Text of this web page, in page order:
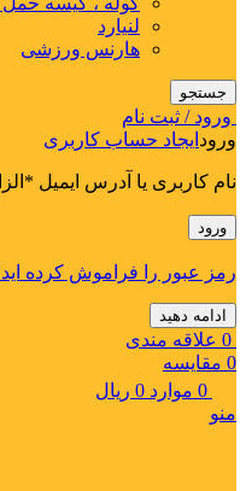
لنیارد
هارنس ورزشی
جستجو
ورود / ثبت نام
ورود ایجاد حساب کاربری
نام کاربری یا آدرس ایمیل *
ورود
رمز عبور را فراموش کرده
ادامه دهید
0 علاقه مندی
0 مقایسه
0 موارد 0 ریال
منو